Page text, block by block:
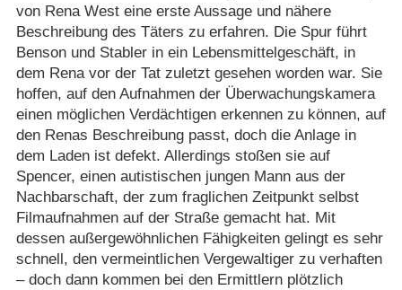
von Rena West eine erste Aussage und nähere
Beschreibung des Täters zu erfahren. Die Spur führt
Benson und Stabler in ein Lebensmittelgeschäft, in
dem Rena vor der Tat zuletzt gesehen worden war. Sie
hoffen, auf den Aufnahmen der Überwachungskamera
einen möglichen Verdächtigen erkennen zu können, auf
den Renas Beschreibung passt, doch die Anlage in
dem Laden ist defekt. Allerdings stoßen sie auf
Spencer, einen autistischen jungen Mann aus der
Nachbarschaft, der zum fraglichen Zeitpunkt selbst
Filmaufnahmen auf der Straße gemacht hat. Mit
dessen außergewöhnlichen Fähigkeiten gelingt es sehr
schnell, den vermeintlichen Vergewaltiger zu verhaften
– doch dann kommen bei den Ermittlern plötzlich